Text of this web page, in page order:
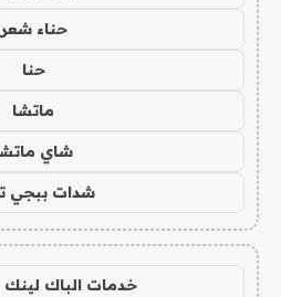
حناء شعر
حنا
ماتشا
شاي
شدات ببجي
خدمات الباك